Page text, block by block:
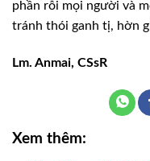
phần rỗi mọi người và
tránh thói ganh tị, hờn
Lm. Anmai, CSsR
Xem thêm: